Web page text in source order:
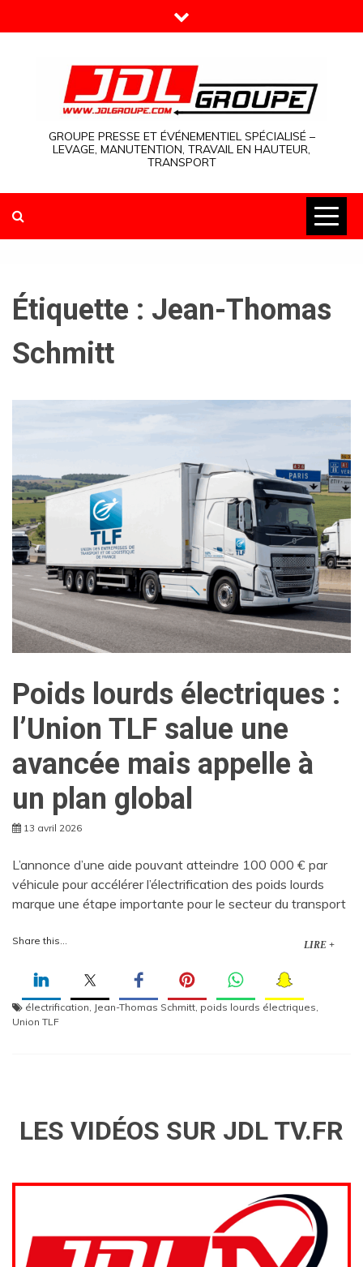
to
GROUPE PRESSE ET ÉVÉNEMENTIEL SPÉCIALISÉ –
LEVAGE, MANUTENTION, TRAVAIL EN HAUTEUR,
TRANSPORT
Étiquette : Jean-Thomas
Schmitt
Poids lourds électriques :
l’Union TLF salue une
avancée mais appelle à
un plan global
13 avril 2026
L’annonce d’une aide pouvant atteindre 100 000 € par
véhicule pour accélérer l’électrification des poids lourds
marque une étape importante pour le secteur du transport
Share this... LIRE +
électrification, Jean-Thomas Schmitt, poids lourds électriques,
Union TLF
LES VIDÉOS SUR JDL TV.FR